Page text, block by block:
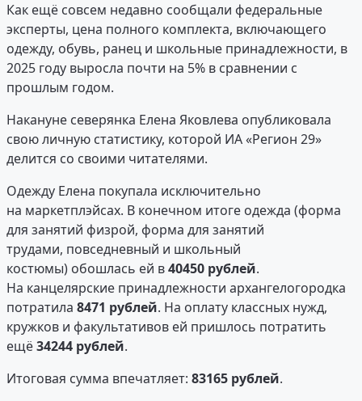
Как ещё совсем недавно сообщали федеральные
эксперты, цена полного комплекта, включающего
одежду, обувь, ранец и школьные принадлежности, в
2025 году выросла почти на 5% в сравнении с
прошлым годом.
Накануне северянка Елена Яковлева опубликовала
свою личную статистику, которой ИА «Регион 29»
делится со своими читателями.
Одежду Елена покупала исключительно
на маркетплэйсах. В конечном итоге одежда (форма
для занятий физрой, форма для занятий
трудами, повседневный и школьный
костюмы) обошлась ей в40450 рублей.
На канцелярские принадлежности архангелогородка
потратила 8471 рублей. На оплату классных нужд,
кружков и факультативов ей пришлось потратить
ещё34244 рублей.
Итоговая сумма впечатляет: 83165 рублей.